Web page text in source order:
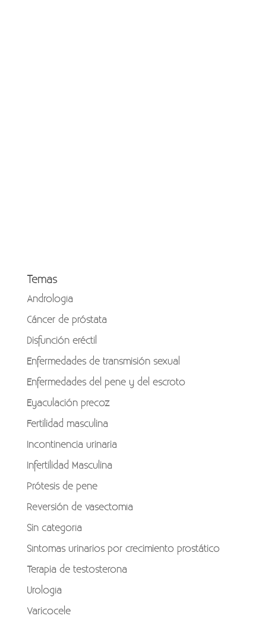
Temas
Andrología
Cáncer de próstata
Disfunción eréctil
Enfermedades de transmisión sexual
Enfermedades del pene y del escroto
Eyaculación precoz
Fertilidad masculina
Incontinencia urinaria
Infertilidad Masculina
Prótesis de pene
Reversión de vasectomía
Sin categoría
Síntomas urinarios por crecimiento prostático
Terapia de testosterona
Urología
Varicocele